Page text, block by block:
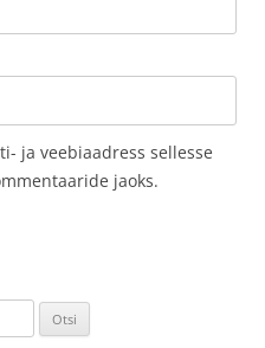
ja veebiaadress sellesse
jaoks.